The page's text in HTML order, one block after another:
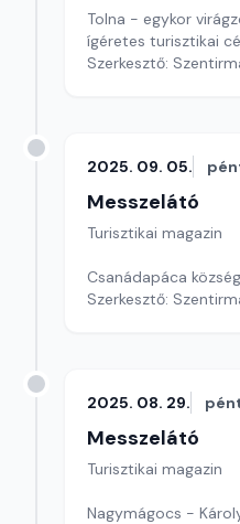
Tolna - egykor
ígéretes turisztikai
Szerkesztő:
2025. 09. 05.
Messzelátó
Turisztikai magazin
Csanádapáca
Szerkesztő:
2025. 08. 29.
Messzelátó
Turisztikai magazin
Nagymágocs -